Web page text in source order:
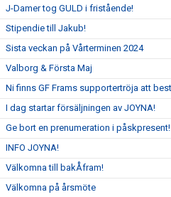
J-Damer tog GULD i fristående!
Stipendie till Jakub!
Sista veckan på Vårterminen 2024
Valborg & Första Maj
Ni finns GF Frams supportertröja att
I dag startar försäljningen av JOYNA!
Ge bort en prenumeration i påskpresent!
INFO JOYNA!
Välkomna till bakÅfram!
Välkomna på årsmöte